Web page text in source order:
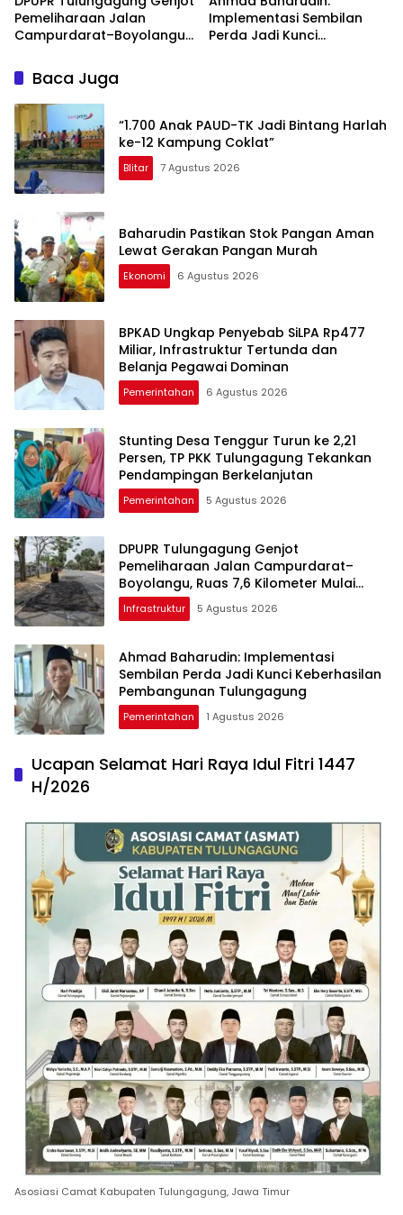
Pemeliharaan Jalan
Campurdarat–Boyolangu,
Diperbaiki
Implementasi Sembilan
Perda Jadi Kunci
Baca Juga
“1.700 Anak PAUD-TK Jadi Bintang Harlah
ke-12 Kampung Coklat”
Blitar 7 Agustus 2026
Baharudin Pastikan Stok Pangan Aman
Lewat Gerakan Pangan Murah
Ekonomi 6 Agustus 2026
BPKAD Ungkap Penyebab SiLPA Rp477
Miliar, Infrastruktur Tertunda dan
Belanja Pegawai Dominan
Pemerintahan 6 Agustus 2026
Stunting Desa Tenggur Turun ke 2,21
Persen, TP PKK Tulungagung Tekankan
Pendampingan Berkelanjutan
Pemerintahan 5 Agustus 2026
DPUPR Tulungagung Genjot
Pemeliharaan Jalan Campurdarat–
Boyolangu, Ruas 7,6 Kilometer Mulai
Diperbaiki
Infrastruktur 5 Agustus 2026
Ahmad Baharudin: Implementasi
Sembilan Perda Jadi Kunci Keberhasilan
Pembangunan Tulungagung
Pemerintahan 1 Agustus 2026
Ucapan Selamat Hari Raya Idul Fitri 1447
H/2026
Asosiasi Camat Kabupaten Tulungagung, Jawa Timur